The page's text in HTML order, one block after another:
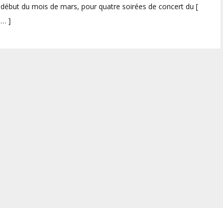
début du mois de mars, pour quatre soirées de concert du [
… ]